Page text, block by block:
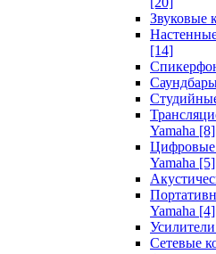
Звуковые
[14]
Yamaha [8]
Цифровые
Yamaha [5]
Yamaha [4]
Сетевые